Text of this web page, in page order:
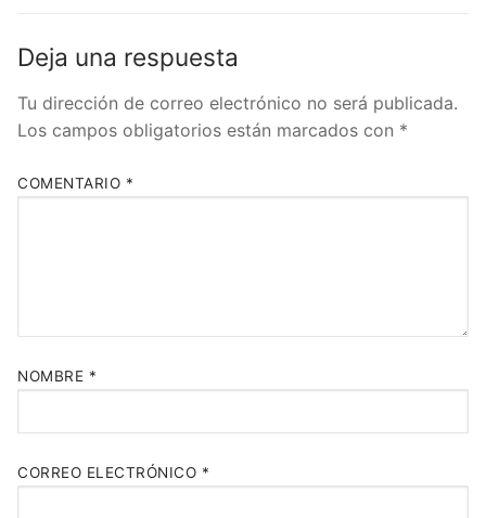
Deja una respuesta
Tu dirección de correo electrónico no será publicada.
Los campos obligatorios están marcados con *
COMENTARIO *
NOMBRE *
CORREO ELECTRÓNICO *